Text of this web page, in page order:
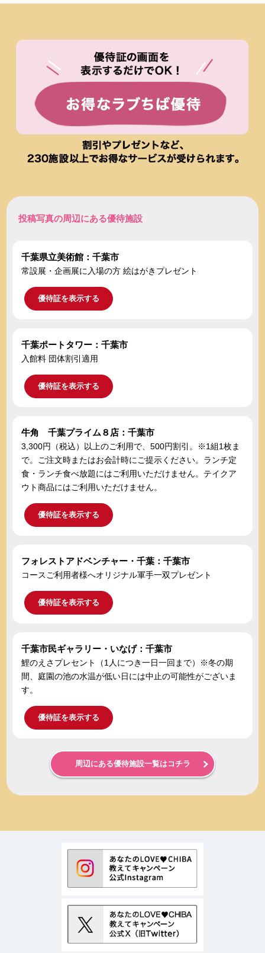
投稿写真の周辺にある優待施設
千葉県立美術館：千葉市
常設展・企画展に入場の方 絵はがきプレゼント
優待証を表示する
千葉ポートタワー：千葉市
入館料 団体割引適用
優待証を表示する
牛角 千葉プライム８店：千葉市
3,300円（税込）以上のご利用で、500円割引。※1組1枚ま
で。ご注文時またはお会計時にご提示ください。ランチ定
食・ランチ食べ放題にはご利用いただけません。テイクア
ウト商品にはご利用いただけません。
優待証を表示する
フォレストアドベンチャー・千葉：千葉市
コースご利用者様へオリジナル軍手一双プレゼント
優待証を表示する
千葉市民ギャラリー・いなげ：千葉市
鯉のえさプレセント（1人につき一日一回まで）※冬の期
間、庭園の池の水温が低い日には中止の可能性がございま
す。
優待証を表示する
周辺にある優待施設一覧はコチラ